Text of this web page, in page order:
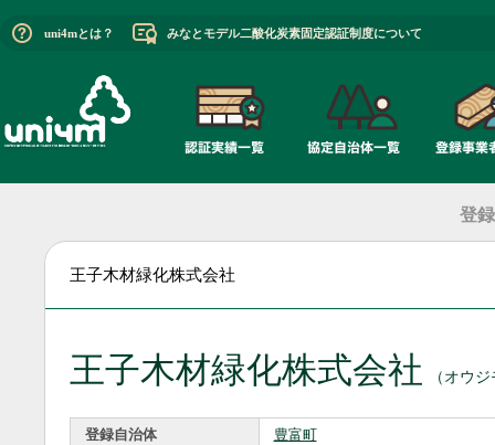
uni4mとは？ みなとモデル二酸化炭素固定認証制度について
登
王子木材緑化株式会社
王子木材緑化株式会社 （オウ
登録自治体 豊富町